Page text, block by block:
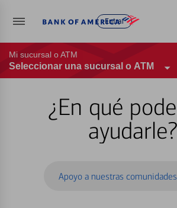
Entrar
Mi sucursal o ATM
Seleccionar una sucursal o ATM
¿En qué
ayudarle?
Apoyo a nuestras comunidades